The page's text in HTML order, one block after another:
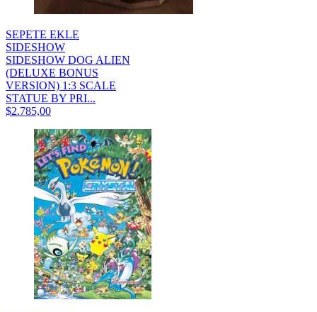
SEPETE EKLE
SIDESHOW
SIDESHOW DOG ALIEN
(DELUXE BONUS
VERSION) 1:3 SCALE
STATUE BY PRI...
$2.785,00